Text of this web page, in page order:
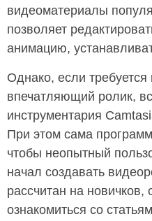
видеоматериалы
позволяет
анимацию,
Однако, если требуется
впечатляющий ролик,
инструментария
При этом сама
чтобы неопытный
начал создавать
рассчитан на новичков,
ознакомиться со